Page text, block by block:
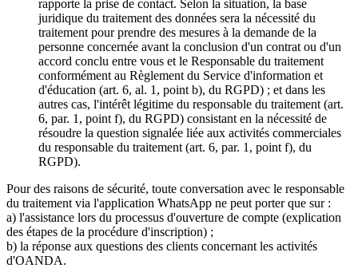
rapporte la prise de contact. Selon la situation, la base
juridique du traitement des données sera la nécessité du
traitement pour prendre des mesures à la demande de la
personne concernée avant la conclusion d'un contrat ou d'un
accord conclu entre vous et le Responsable du traitement
conformément au Règlement du Service d'information et
d'éducation (art. 6, al. 1, point b), du RGPD) ; et dans les
autres cas, l'intérêt légitime du responsable du traitement (art.
6, par. 1, point f), du RGPD) consistant en la nécessité de
résoudre la question signalée liée aux activités commerciales
du responsable du traitement (art. 6, par. 1, point f), du
RGPD).
Pour des raisons de sécurité, toute conversation avec le responsable
du traitement via l'application WhatsApp ne peut porter que sur :
a) l'assistance lors du processus d'ouverture de compte (explication
des étapes de la procédure d'inscription) ;
b) la réponse aux questions des clients concernant les activités
d'OANDA.